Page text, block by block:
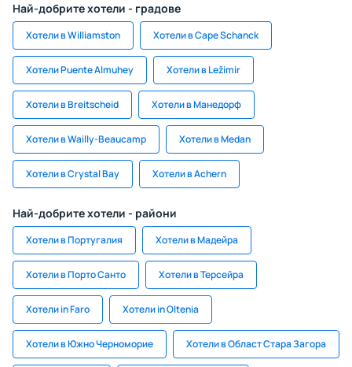
Най-добрите хотели - градове
Хотели в Williamston Хотели в Cape Schanck
Хотели Puente Almuhey Хотели в Ležimir
Хотели в Breitscheid Хотели в Манедорф
Хотели в Wailly-Beaucamp Хотели в Medan
Хотели в Crystal Bay Хотели в Achern
Най-добрите хотели - райони
Хотели в Португалия Хотели в Мадейра
Хотели в Порто Санто Хотели в Терсейра
Хотели in Faro Хотели in Oltenia
Хотели в Южно Черноморие Хотели в Област Стара Загора